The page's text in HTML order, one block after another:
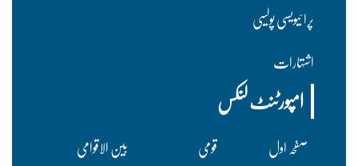
پرا ئیویسی پولسیی
اشتہارات
امپورٹنٹ لنکس
صفحہ اول قومی
بین الاقوامی